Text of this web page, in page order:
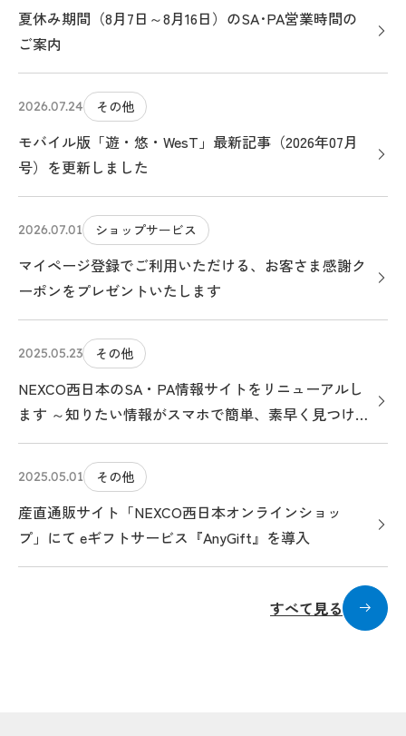
夏休み期間（8月7日～8月16日）のSA･PA営業時間の
ご案内
2026.07.24 その他
モバイル版「遊・悠・WesT」最新記事（2026年07月
号）を更新しました
2026.07.01 ショップサービス
マイページ登録でご利用いただける、お客さま感謝ク
ーポンをプレゼントいたします
2025.05.23 その他
NEXCO西日本のSA・PA情報サイトをリニューアルし
ます ～知りたい情報がスマホで簡単、素早く見つけら
れる、クルマ旅のお役立ちサイトになります～
2025.05.01 その他
産直通販サイト「NEXCO西日本オンラインショッ
プ」にて eギフトサービス『AnyGift』を導入
すべて見る